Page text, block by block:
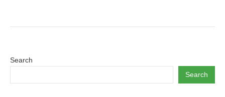
Search
Search